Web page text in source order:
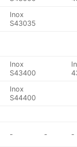
Inox
S43035
Inox
S43400
Inox
S44400
- - -